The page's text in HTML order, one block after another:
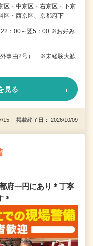
区・中京区・右京区・下京
区・西京区、京都府下
：00～翌5：00 ※お好み
事由2号） ※未経験大歓
見る
15 掲載終了日： 2026/10/09
府一円にあり＊丁寧
＊